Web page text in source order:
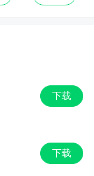
下载
下载